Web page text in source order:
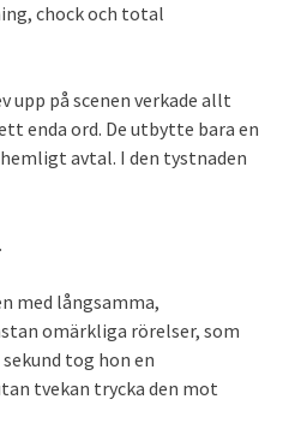
chock och total
upp på scenen verkade allt
enda ord. De utbytte bara en
avtal. I den tystnaden
med långsamma,
omärkliga rörelser, som
tog hon en
tvekan trycka den mot